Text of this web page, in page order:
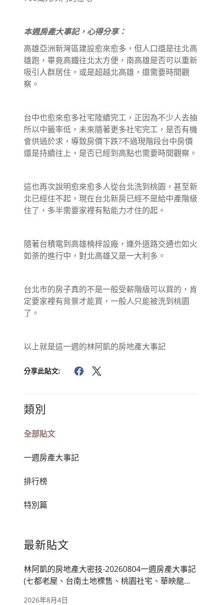
本週房產大事記，心得分享：
高雄亞洲新灣區建設愈來愈多，但人口還是往北高
雄跑，畢竟高鐵往北太方便，南高雄是否可以重新
吸引人群居住，或是超越北高雄，還需要時間觀
察。
台中也愈來愈多社宅陸續完工，正因為不少人去抽
所以中籤率低，未來隨著更多社宅完工，是否有機
會供過於求，導致房價下跌?不過現階段台中房價
還是持續往上，是否已經到高點也需要時間觀察。
這也再次說明愈來愈多人從台北洗到桃園，甚至新
北已經住不起，現在台北新房已經不是給中產階級
住了，多半需要家裡有點能力才住的起。
隨著台積電到高雄楠梓設廠，連外道路交通也如火
如荼的進行中，對北高雄又是一大利多。
台北市的房子真的不是一般受薪階級可以買的，肯
定要家裡有背景才能買，一般人只能被洗到桃園
了。
以上就是這一週的林阿凱的房地產大事記
分享此貼文:
類別
全部貼文
一週房產大事記
排行榜
特別篇
最新貼文
林阿凱的房地產大密技-20260804一週房產大事記
(七都老屋、台南土地標售、桃園社宅、華映龍潭
2026年8月4日